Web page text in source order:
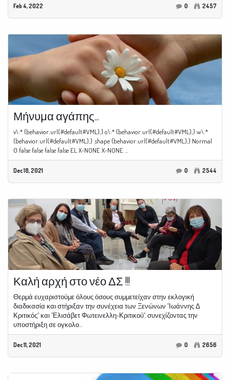
Feb 4, 2022 0 2457
Μήνυμα αγάπης...
v\:* {behavior:url(#default#VML);} o\:* {behavior:url(#default#VML);} w\:*
{behavior:url(#default#VML);} .shape {behavior:url(#default#VML);} Normal
0 false false false false EL X-NONE X-NONE ...
Dec 18, 2021 0 2544
Καλή αρχή στο νέο ΔΣ !!!
Θερμά ευχαριστούμε όλους όσους συμμετείχαν στην εκλογική
διαδικασία και στήριξαν την συνέχεια των Ξενώνων "Ιωάννης Δ
Κριτικός" και "Ελισάβετ Φωτεινελλη-Κριτικού", συνεχίζοντας την
υποστήριξη σε ογκολο...
Dec 11, 2021 0 2656